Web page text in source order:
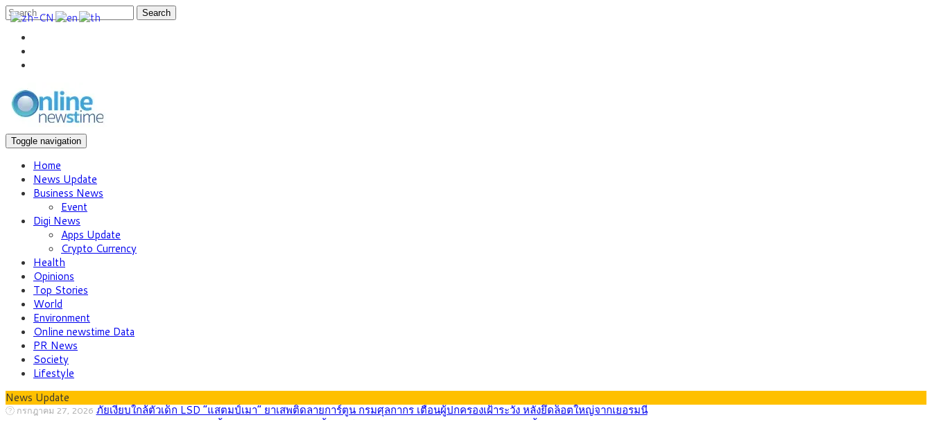
Search
Toggle navigation
Home
News Update
Business News
Event
Digi News
Apps Update
Crypto Currency
Health
Opinions
Top Stories
World
Environment
Online newstime Data
PR News
Society
Lifestyle
News Update
กรกฎาคม 27, 2026 กรุงศรี คาดเงินบาทสัปดาห์นี้ (27–31 ก.ค. 2569) ซื้อขายในกรอบ 33.40-34.00 มองเฟดคงดอกเบี้ย